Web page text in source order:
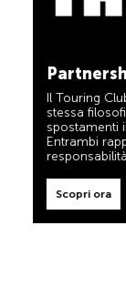
stessa
Entrambi
esigenze
Scopri ora
gratuita a